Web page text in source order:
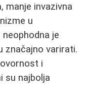
manje invazivna
u
je
značajno varirati.
i
su najbolja